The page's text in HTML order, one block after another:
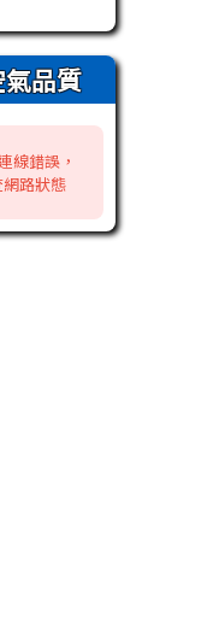
及跑馬燈文字1則
元智盃全國分齡短
品質
線錯誤，
路狀態